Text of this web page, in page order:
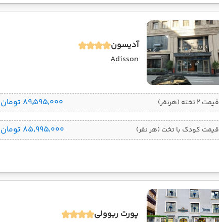
آدیسون
Adisson
قیمت 2 تخته (هرنفر) ۸۹٬۵۹۵٬۰۰۰ تومان
قیمت کودک با تخت (هر نفر) ۸۵٬۹۹۵٬۰۰۰ تومان
پورت ریوولی